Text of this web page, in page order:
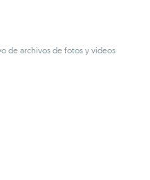
de archivos de fotos y videos